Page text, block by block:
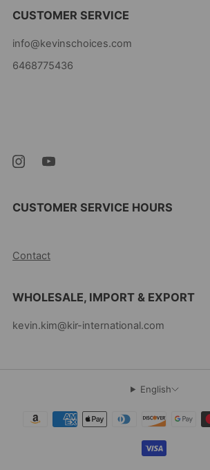
CUSTOMER SERVICE
info@kevinschoices.com
6468775436
CUSTOMER SERVICE HOURS
Contact
WHOLESALE, IMPORT & EXPORT
kevin.kim@kir-international.com
English